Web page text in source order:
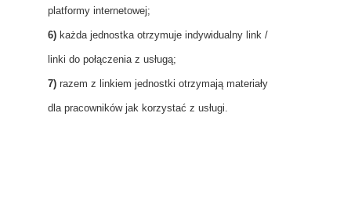
platformy internetowej;
6) każda jednostka otrzymuje indywidualny link /
linki do połączenia z usługą;
7) razem z linkiem jednostki otrzymają materiały
dla pracowników jak korzystać z usługi.